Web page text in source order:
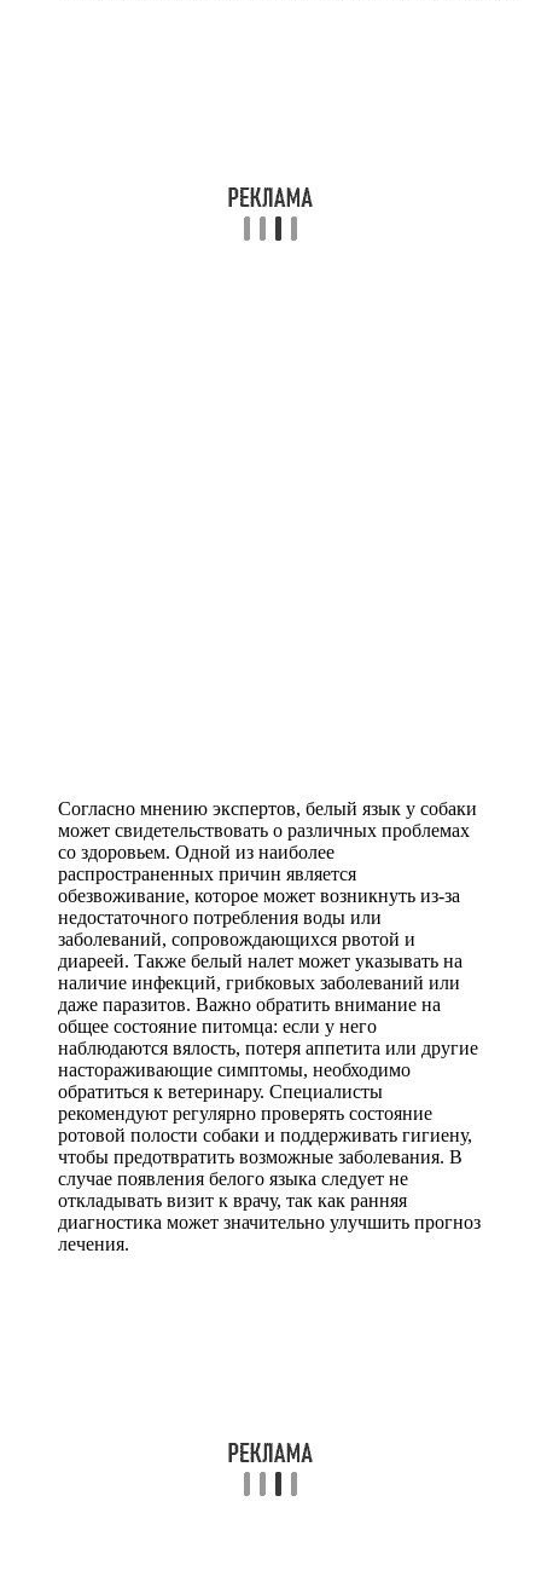
Согласно мнению экспертов, белый язык у собаки
может свидетельствовать о различных проблемах
со здоровьем. Одной из наиболее
распространенных причин является
обезвоживание, которое может возникнуть из-за
недостаточного потребления воды или
заболеваний, сопровождающихся рвотой и
диареей. Также белый налет может указывать на
наличие инфекций, грибковых заболеваний или
даже паразитов. Важно обратить внимание на
общее состояние питомца: если у него
наблюдаются вялость, потеря аппетита или другие
настораживающие симптомы, необходимо
обратиться к ветеринару. Специалисты
рекомендуют регулярно проверять состояние
ротовой полости собаки и поддерживать гигиену,
чтобы предотвратить возможные заболевания. В
случае появления белого языка следует не
откладывать визит к врачу, так как ранняя
диагностика может значительно улучшить прогноз
лечения.